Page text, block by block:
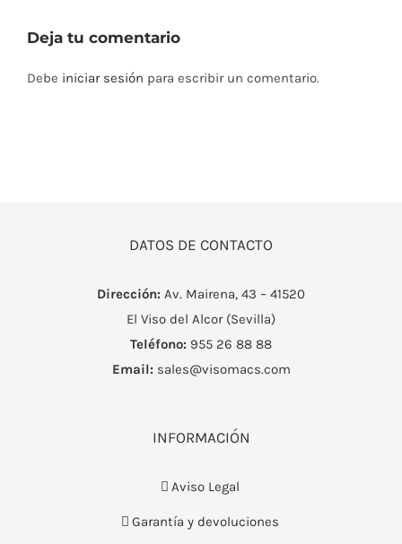
Deja tu comentario
Debe iniciar sesión para escribir un comentario.
DATOS DE CONTACTO
Dirección: Av. Mairena, 43 – 41520
El Viso del Alcor (Sevilla)
Teléfono: 955 26 88 88
Email:sales@visomacs.com
INFORMACIÓN
Aviso Legal
Garantía y devoluciones